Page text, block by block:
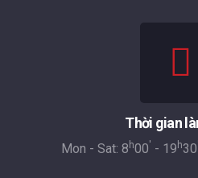
Thời gian
Mon - Sat: 8 h00' - 19 h30